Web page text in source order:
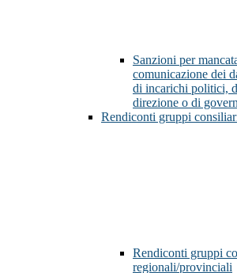
Sanzioni per
comunicazione dei
di incarichi politici,
direzione o di
Rendiconti gruppi
Rendiconti gruppi
regionali/provinciali